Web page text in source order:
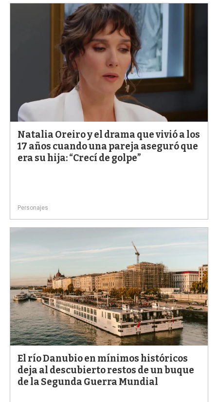
Natalia Oreiro y el drama que vivió a los
17 años cuando una pareja aseguró que
era su hija: “Crecí de golpe”
Personajes
El río Danubio en mínimos históricos
deja al descubierto restos de un buque
de la Segunda Guerra Mundial